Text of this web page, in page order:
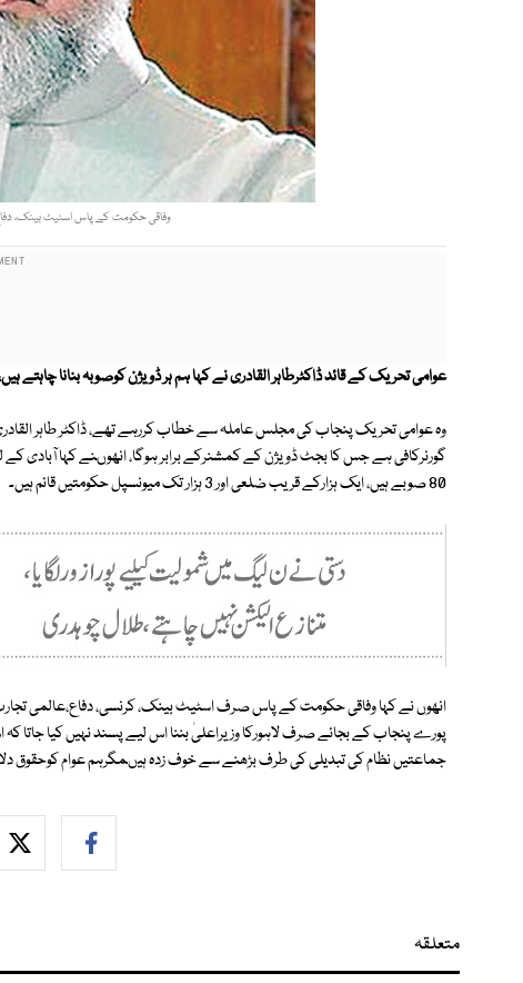
وفاقی حکومت کے پاس اسٹیٹ بینک، دفاع سمیت صرف 6 محکمے
عوامی تحریک کے قائد ڈاکٹرطاہر القادری نے کہا ہم ہر ڈویژن کوصوبہ بنانا چاہتے ہیں، 35صوبے ہی مسائل کا واحد حل
وہ عوامی تحریک پنجاب کی مجلس عاملہ سے خطاب کررہے تھے، ڈاکٹر طاہر
80 صوبے ہیں، ایک ہزارکے قریب ضلعی اور 3 ہزار تک میونسپل حکومتیں قائم ہیں۔
پورے پنجاب کے بجائے صرف لاہورکا وزیراعلیٰ بننا اس لیے پسند نہیں کیا جاتا
جماعتیں نظام کی تبدیلی کی طرف بڑھنے سے خوف زدہ ہیںمگرہم عوام کوحقوق دلانے کے لئے
متعلقہ